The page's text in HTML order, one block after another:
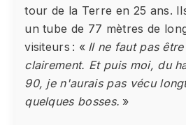
tour de la Terre en 25 ans.
un tube de 77 mètres de
visiteurs : « Il ne faut pas
clairement. Et puis moi, du
90, je n'aurais pas vécu
quelques bosses. »